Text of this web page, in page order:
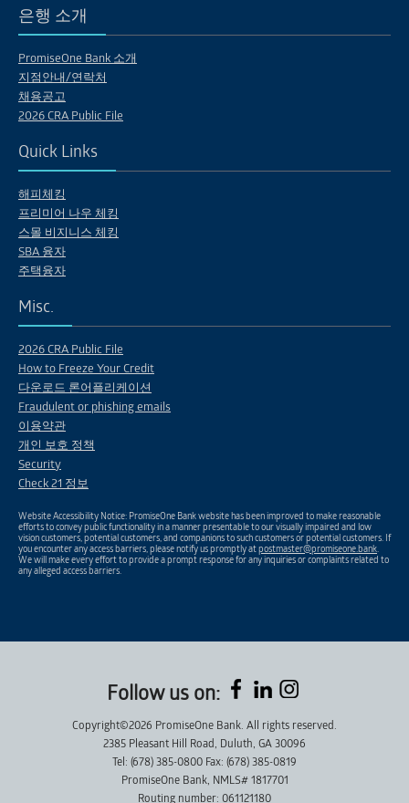
은행 소개
PromiseOne Bank 소개
지점안내/연락처
채용공고
2026 CRA Public File
Quick Links
해피체킹
프리미어 나우 체킹
스몰 비지니스 체킹
SBA 융자
주택융자
Misc.
2026 CRA Public File
How to Freeze Your Credit
다운로드 론어플리케이션
Fraudulent or phishing emails
이용약관
개인 보호 정책
Security
Check 21 정보
Website Accessibility Notice: PromiseOne Bank website has been improved to make reasonable
efforts to convey public functionality in a manner presentable to our visually impaired and low
vision customers, potential customers, and companions to such customers or potential customers. If
you encounter any access barriers, please notify us promptly atpostmaster@promiseone.bank.
We will make every effort to provide a prompt response for any inquiries or complaints related to
any alleged access barriers.
Follow us on:
Copyright©2026 PromiseOne Bank. All rights reserved.
2385 Pleasant Hill Road, Duluth, GA 30096
Tel: (678) 385-0800 Fax: (678) 385-0819
PromiseOne Bank, NMLS# 1817701
Routing number: 061121180